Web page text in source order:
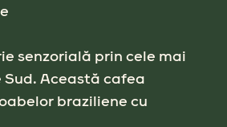
senzorială prin cele mai
Această cafea
braziliene cu